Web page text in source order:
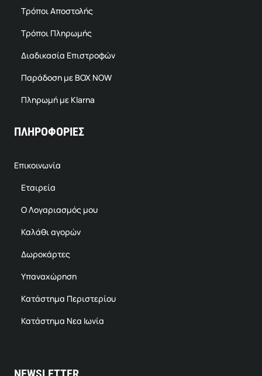
Τρόποι Αποστολής
Τρόποι Πληρωμής
Διαδικασία Επιστροφών
Παράδοση με BOX NOW
Πληρωμή με Klarna
ΠΛΗΡΟΦΟΡΙΕΣ
Επικοινωνία
Εταιρεία
Ο Λογαριασμός μου
Καλάθι αγορών
Δωροκάρτες
Υπαναχώρηση
Κατάστημα Περιστερίου
Κατάστημα Νεα Ιωνία